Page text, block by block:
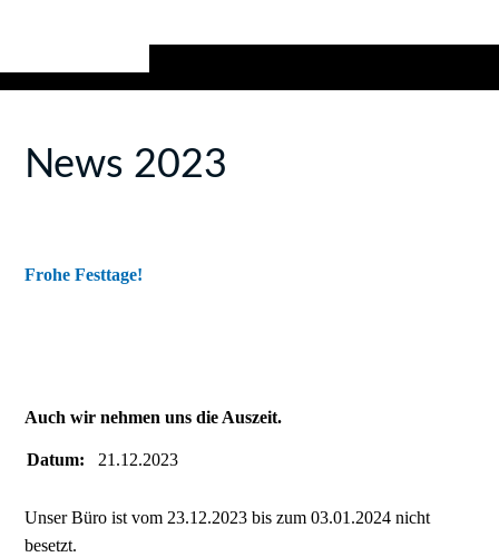
News 2023
Frohe Festtage!
Auch wir nehmen uns die Auszeit.
Datum: 21.12.2023
Unser Büro ist vom 23.12.2023 bis zum 03.01.2024 nicht
besetzt.